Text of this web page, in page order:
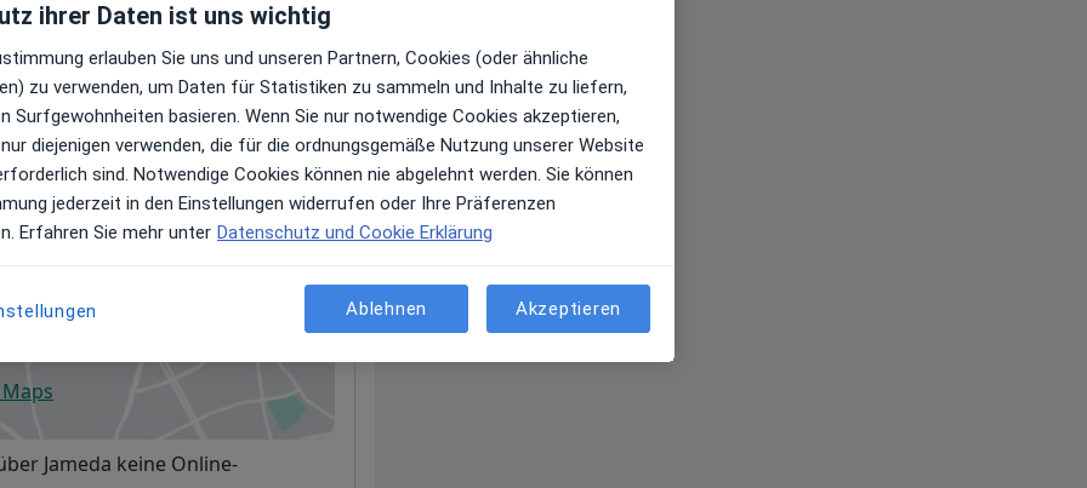
und Kosten
über Leistungen
in einer neuen Registerkarte
Jameda keine Online-
ihrer Daten ist uns wichtig
erlauben Sie uns und unseren Partnern, Cookies (oder ähnliche
zu verwenden, um Daten für Statistiken zu sammeln und Inhalte zu liefern,
Surfgewohnheiten basieren. Wenn Sie nur notwendige Cookies akzeptieren,
diejenigen verwenden, die für die ordnungsgemäße Nutzung unserer Website
sind. Notwendige Cookies können nie abgelehnt werden. Sie können
jederzeit in den Einstellungen widerrufen oder Ihre Präferenzen
Erfahren Sie mehr unter Datenschutz und Cookie Erklärung
Ablehnen Akzeptieren